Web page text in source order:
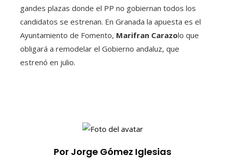
gandes plazas donde el PP no gobiernan todos los
candidatos se estrenan. En Granada la apuesta es el
Ayuntamiento de Fomento, Marifran Carazolo que
obligará a remodelar el Gobierno andaluz, que
estrenó en julio.
Por Jorge Gómez Iglesias